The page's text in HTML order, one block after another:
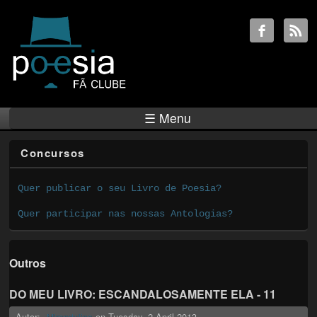
☰ Menu
Concursos
Quer publicar o seu Livro de Poesia?
Quer participar nas nossas Antologias?
Outros
DO MEU LIVRO: ESCANDALOSAMENTE ELA - 11